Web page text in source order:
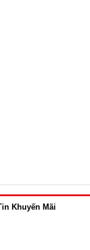
Khuyến Mãi